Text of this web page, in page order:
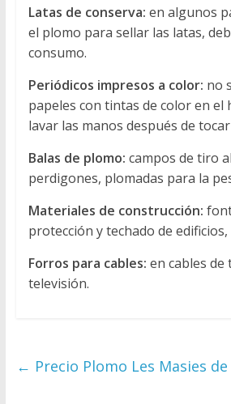
Latas de conserva: en algunos
el plomo para sellar las latas,
consumo.
Periódicos impresos a color: no
papeles con tintas de color en el
lavar las manos después de
Balas de plomo: campos de tiro
perdigones, plomadas para la
Materiales de construcción:
protección y techado de
Forros para cables: en cables
televisión.
← Precio Plomo Les Masies de